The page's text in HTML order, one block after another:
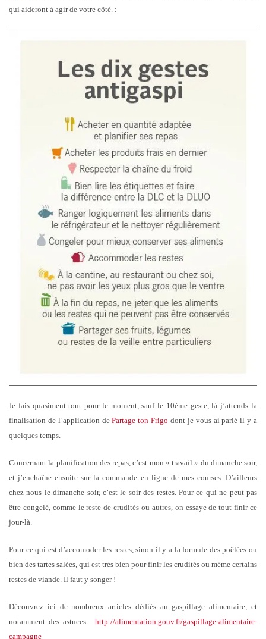
qui aideront à agir de votre côté. :
Je fais quasiment tout pour le moment, sauf le 10ème geste, là j’attends la
finalisation de l’application dePartage ton Frigo dont je vous ai parlé il y a
quelques temps.
Concernant la planification des repas, c’est mon « travail » du dimanche soir,
et j’enchaîne ensuite sur la commande en ligne de mes courses. D’ailleurs
chez nous le dimanche soir, c’est le soir des restes. Pour ce qui ne peut pas
être congelé, comme le reste de crudités ou autres, on essaye de tout finir ce
jour-là.
Pour ce qui est d’accomoder les restes, sinon il y a la formule des poêlées ou
bien des tartes salées, qui est très bien pour finir les crudités ou même certains
restes de viande. Il faut y songer !
Découvrez ici de nombreux articles dédiés au gaspillage alimentaire, et
notamment des astuces : http://alimentation.gouv.fr/gaspillage-alimentaire-
campagne